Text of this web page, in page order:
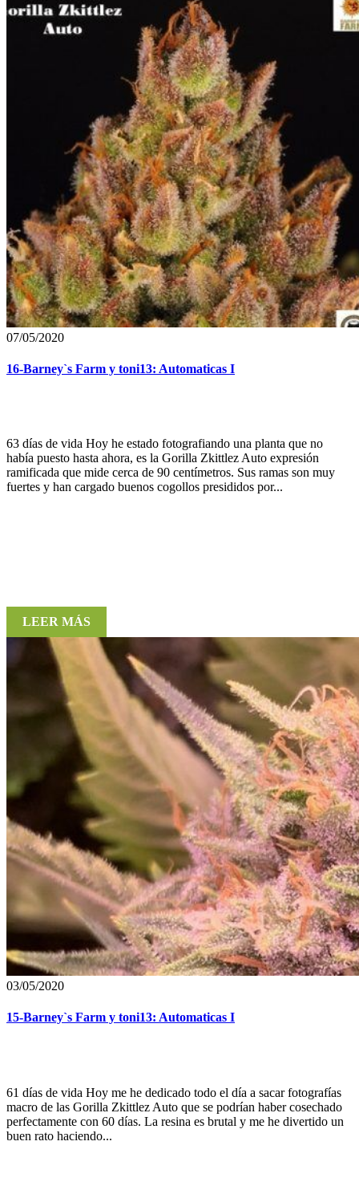
07/05/2020
16-Barney`s Farm y toni13: Automaticas I
63 días de vida Hoy he estado fotografiando una planta que no
había puesto hasta ahora, es la Gorilla Zkittlez Auto expresión
ramificada que mide cerca de 90 centímetros. Sus ramas son muy
fuertes y han cargado buenos cogollos presididos por...
LEER MÁS
03/05/2020
15-Barney`s Farm y toni13: Automaticas I
61 días de vida Hoy me he dedicado todo el día a sacar fotografías
macro de las Gorilla Zkittlez Auto que se podrían haber cosechado
perfectamente con 60 días. La resina es brutal y me he divertido un
buen rato haciendo...